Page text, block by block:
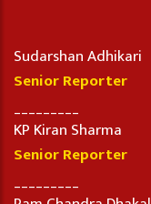
Sudarshan Adhikari
Senior Reporter
KP Kiran Sharma
Senior Reporter